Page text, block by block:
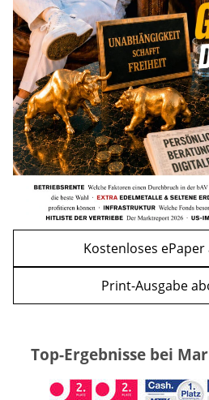
WEITEREzurück
Nachzahlung ist pro
mehr
Kostenloses
Print-Ausgabe
Top-Ergebnisse bei